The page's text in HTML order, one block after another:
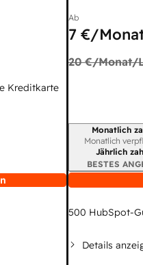
Kreditkarte
Ab
7 €/
20 €/Monat/
Monatlich
Monatlich
Jährlich
BESTES
500 HubSpot-
Details